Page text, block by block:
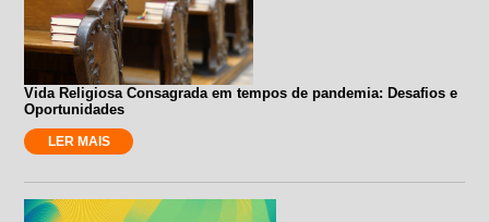
Vida Religiosa Consagrada em tempos de pandemia: Desafios e
Oportunidades
LER MAIS